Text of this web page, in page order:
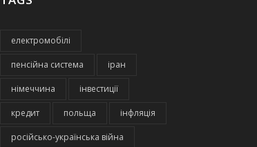
електромобілі
пенсійна система іран
німеччина інвестиції
кредит польща інфляція
російсько-українська війна